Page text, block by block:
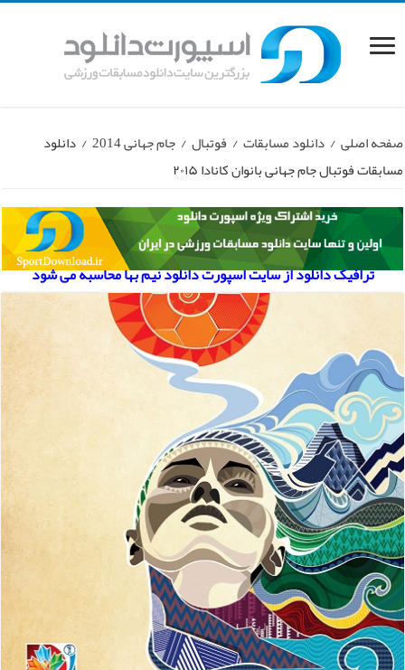
صفحه اصلی / دانلود مسابقات / فوتبال / جام جهانی 2014 / دانلود
مسابقات فوتبال جام جهانی بانوان کانادا ۲۰۱۵
ترافیک دانلود از سایت اسپورت دانلود نیم بها محاسبه می شود